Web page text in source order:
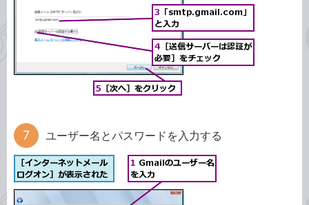
ユーザー名とパスワードを入力する